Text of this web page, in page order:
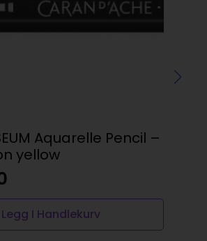
Aquarelle Pencil –
yellow
Legg I Handlekurv